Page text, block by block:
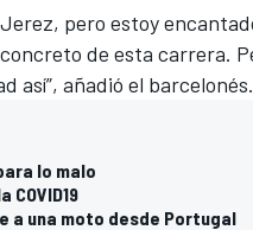
Jerez, pero estoy
de esta carrera.
así”, añadió el barcelonés.
lo malo
a una moto desde Portugal